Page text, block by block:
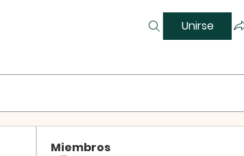
Unirse
Miembros